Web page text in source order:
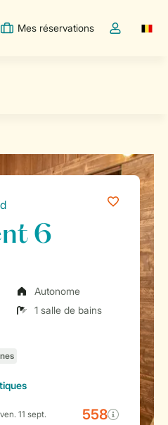
Mes réservations
Toggle the
6
Autonome
1 salle de bains